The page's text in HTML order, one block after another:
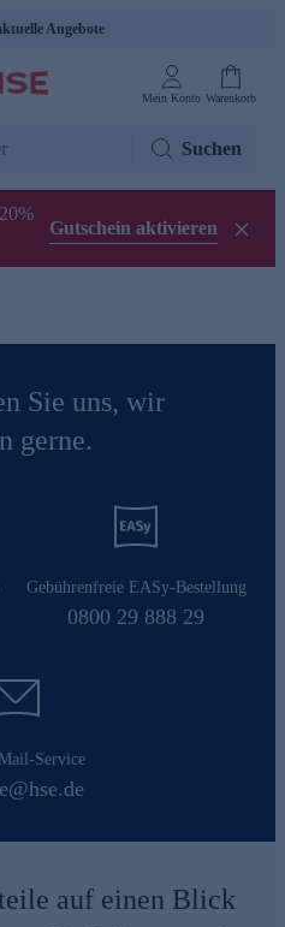
Angebote
Mein Konto Warenkorb
Suchen
Gutschein aktivieren
Sie uns, wir
gerne.
Gebührenfreie EASy-Bestellung
0800 29 888 29
Service
auf einen Blick